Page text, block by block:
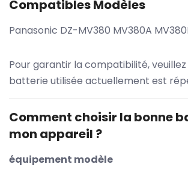
Compatibles Modèles
Panasonic DZ-MV380 MV380A
Pour garantir la compatibilité,
batterie utilisée actuellement est
Comment choisir la bonne
mon appareil ?
équipement modèle